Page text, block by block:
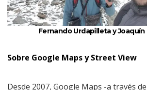
Fernando Urdapilleta y
Sobre Google Maps y Street View
Desde 2007, Google Maps -a través